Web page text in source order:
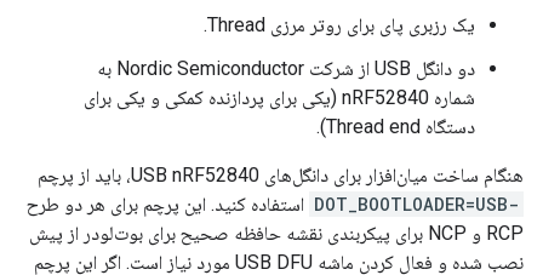
یک رزبری پای برای روتر مرزی Thread.
دو دانگل USB از شرکت Nordic Semiconductor به
شماره nRF52840 (یکی برای پردازنده کمکی و یکی برای
دستگاه Thread end).
هنگام ساخت میان‌افزار برای دانگل‌های USB nRF52840، باید از پرچم
-DOT_BOOTLOADER=USB
استفاده کنید. این پرچم برای هر دو طرح
RCP و NCP برای پیکربندی نقشه حافظه صحیح برای بوت‌لودر از پیش
نصب شده و فعال کردن ماشه USB DFU مورد نیاز است. اگر این پرچم